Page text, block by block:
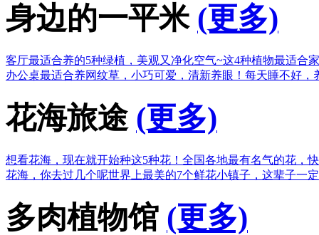
身边的一平米 (更多)
客厅最适合养的5种绿植，美观又净化空气~这4种植物最适合
办公桌最适合养网纹草，小巧可爱，清新养眼！ 每天睡不好，
花海旅途 (更多)
想看花海，现在就开始种这5种花！ 全国各地最有名气的花，
花海，你去过几个呢世界上最美的7个鲜花小镇子，这辈子一
多肉植物馆 (更多)